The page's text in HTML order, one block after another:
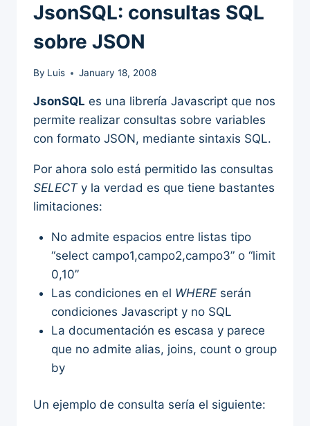
JsonSQL: consultas SQL
sobre JSON
By Luis January 18, 2008
JsonSQL es una librería Javascript que nos
permite realizar consultas sobre variables
con formato JSON, mediante sintaxis SQL.
Por ahora solo está permitido las consultas
SELECTy la verdad es que tiene bastantes
limitaciones:
No admite espacios entre listas tipo
“select campo1,campo2,campo3” o “limit
0,10”
Las condiciones en el WHEREserán
condiciones Javascript y no SQL
La documentación es escasa y parece
que no admite alias, joins, count o group
by
Un ejemplo de consulta sería el siguiente: